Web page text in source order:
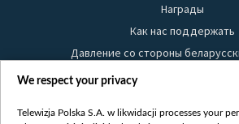
Награды
Как нас поддержать
Давление со стороны
Правила использования
Безопасность
We respect your privacy
Telewizja Polska S.A. w likwidacji processes your